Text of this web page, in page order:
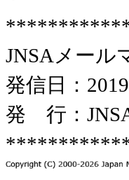
JNSAメー
発信日：
発 行：